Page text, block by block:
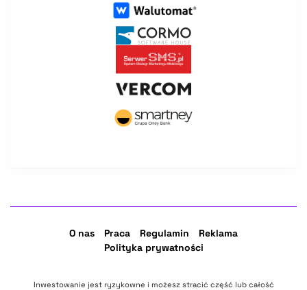
O nas Praca Regulamin
Reklama
Polityka prywatności
Inwestowanie jest ryzykowne i możesz stracić część lub całość